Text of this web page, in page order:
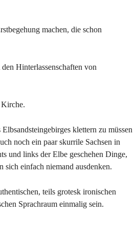
machen, die schon
Hinterlassenschaften von
klettern zu müssen
noch ein paar skurrile Sachsen in
und links der Elbe geschehen Dinge,
sich einfach niemand ausdenken.
teils grotesk ironischen
Sprachraum einmalig sein.